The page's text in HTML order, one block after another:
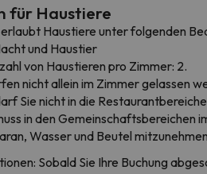
für Haustiere
Haustiere unter folgenden
und Haustier
von Haustieren pro Zimmer: 2.
nicht allein im Zimmer gelassen
Sie nicht in die
in den
Wasser und Beutel
Sobald Sie Ihre Buchung